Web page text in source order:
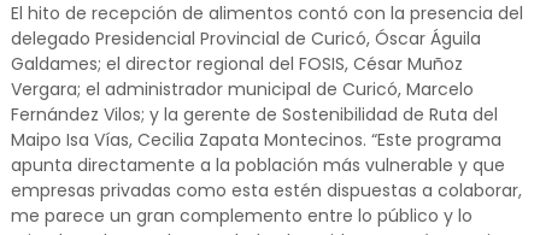
El hito de recepción de alimentos contó con la presencia del
delegado Presidencial Provincial de Curicó, Óscar Águila
Galdames; el director regional del FOSIS, César Muñoz
Vergara; el administrador municipal de Curicó, Marcelo
Fernández Vilos; y la gerente de Sostenibilidad de Ruta del
Maipo Isa Vías, Cecilia Zapata Montecinos. “Este programa
apunta directamente a la población más vulnerable y que
empresas privadas como esta estén dispuestas a colaborar,
me parece un gran complemento entre lo público y lo